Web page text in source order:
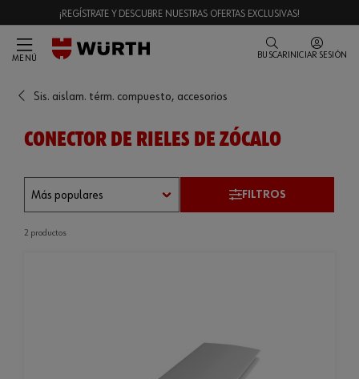
¡REGÍSTRATE Y DESCUBRE NUESTRAS OFERTAS EXCLUSIVAS!
MENÚ BUSCAR INICIAR SESIÓN
Sis. aislam. térm. compuesto, accesorios
CONECTOR DE RIELES DE ZÓCALO
FILTROS
2 productos